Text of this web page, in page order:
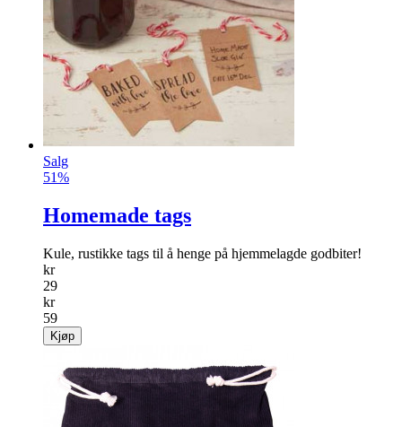
Kjempesøte servietter med blomstermønster og skrift.
info
kr49
Kjøp
Salg
51%